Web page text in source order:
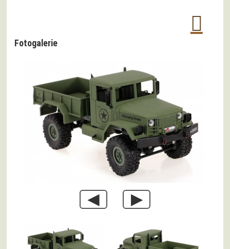
Fotogalerie
◀ ▶